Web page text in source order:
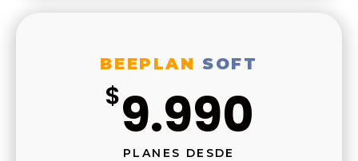
BEEPLAN SOFT
$9.990
PLANES DESDE